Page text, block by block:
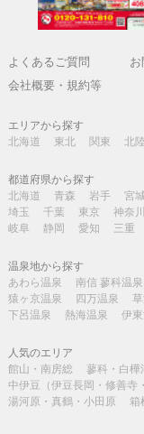
よくあるご質問 お
会社概要・規約等
エリアから探す
北海道
東北 関東 北陸
都道府県から探す
北海道
青森 岩手 宮
埼玉
千葉 東京 神奈川
岐阜
静岡 愛知 三重
温泉地から探す
あわら温泉
南信 蓼科温泉
猿ヶ京温泉
四万温泉
下呂温泉
熱海温泉 伊
人気のエリア
館山・南房総
蓼科・白樺
中伊豆（伊豆長岡・修善寺
湯河原・真鶴・小田原
箱